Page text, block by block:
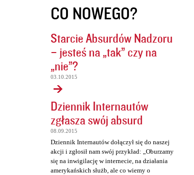
CO NOWEGO?
Starcie Absurdów Nadzoru
– jesteś na „tak” czy na
„nie”?
03.10.2015
Dziennik Internautów
zgłasza swój absurd
08.09.2015
Dziennik Internautów dołączył się do naszej
akcji i zgłosił nam swój przykład: „Oburzamy
się na inwigilację w internecie, na działania
amerykańskich służb, ale co wiemy o